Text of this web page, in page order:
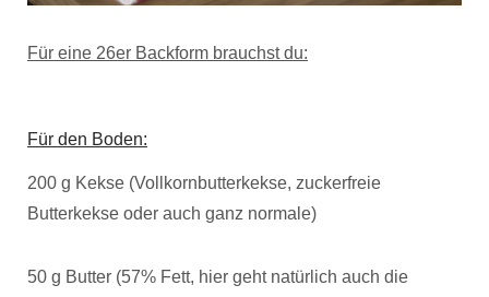
Für eine 26er Backform brauchst du:
Für den Boden:
200 g Kekse (Vollkornbutterkekse, zuckerfreie
Butterkekse oder auch ganz normale)
50 g Butter (57% Fett, hier geht natürlich auch die